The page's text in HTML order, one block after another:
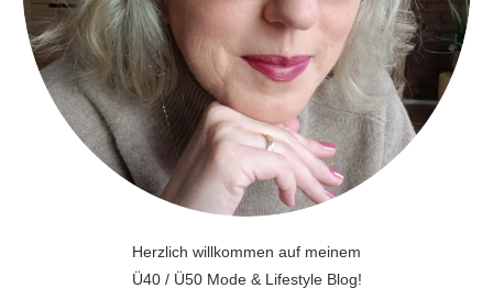
Herzlich willkommen auf meinem
Ü40 / Ü50 Mode & Lifestyle Blog!